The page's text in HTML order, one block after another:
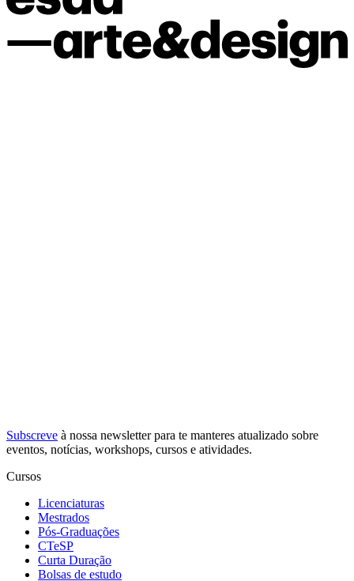
Subscreve à nossa newsletterpara te manteres atualizado sobre
eventos, notícias, workshops, cursos e atividades.
Cursos
Licenciaturas
Mestrados
Pós-Graduações
CTeSP
Curta Duração
Bolsas de estudo